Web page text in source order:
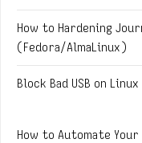
How to Hardening
(Fedora/AlmaLinux)
Block Bad USB on
How to Automate